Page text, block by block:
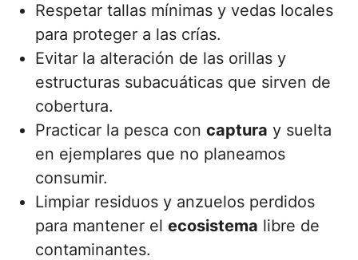
Respetar tallas mínimas y vedas locales
para proteger a las crías.
Evitar la alteración de las orillas y
estructuras subacuáticas que sirven de
cobertura.
Practicar la pesca con captura y suelta
en ejemplares que no planeamos
consumir.
Limpiar residuos y anzuelos perdidos
para mantener el ecosistema libre de
contaminantes.